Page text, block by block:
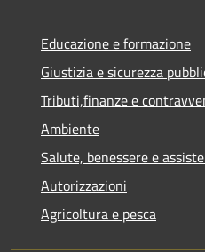
Educazione e formazione
Giustizia e sicurezza
Tributi,finanze e
Ambiente
Salute, benessere e
Autorizzazioni
Agricoltura e pesca